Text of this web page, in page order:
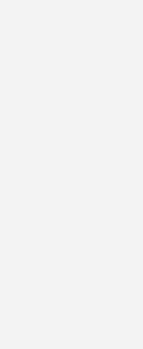
mit dem ASU
Sie regelmäßig von uns
Neuigkeiten, gebündelt und
bin ich damit einverstanden, über